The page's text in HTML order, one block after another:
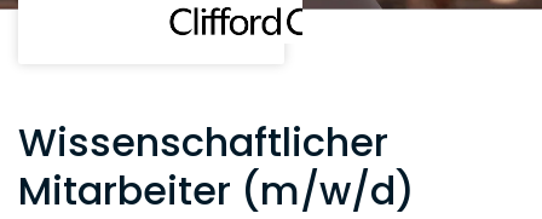
Wissenschaftlicher
Mitarbeiter (m/w/d)